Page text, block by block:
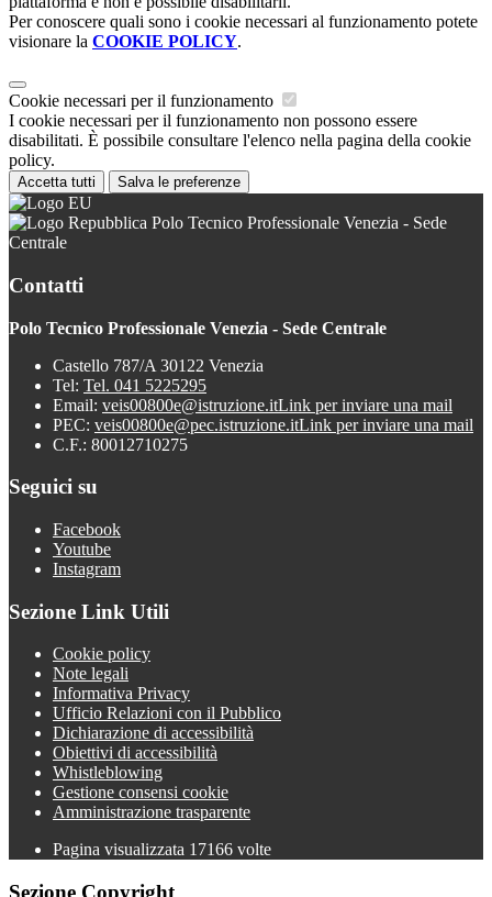
Per conoscere quali sono i cookie necessari al funzionamento potete
visionare la COOKIE POLICY.
Cookie necessari per il funzionamento
I cookie necessari per il funzionamento non possono essere
disabilitati. È possibile consultare l'elenco nella pagina della cookie
policy.
Accetta tutti Salva le preferenze
Polo Tecnico Professionale Venezia - Sede
Centrale
Contatti
Polo Tecnico Professionale Venezia - Sede Centrale
Castello 787/A 30122 Venezia
Tel: Tel. 041 5225295
Email: veis00800e@istruzione.itLink per inviare una mail
PEC: veis00800e@pec.istruzione.itLink per inviare una mail
C.F.: 80012710275
Seguici su
Facebook
Youtube
Instagram
Sezione Link Utili
Cookie policy
Note legali
Informativa Privacy
Ufficio Relazioni con il Pubblico
Dichiarazione di accessibilità
Obiettivi di accessibilità
Whistleblowing
Gestione consensi cookie
Amministrazione trasparente
Pagina visualizzata 17166 volte
Sezione Copyright